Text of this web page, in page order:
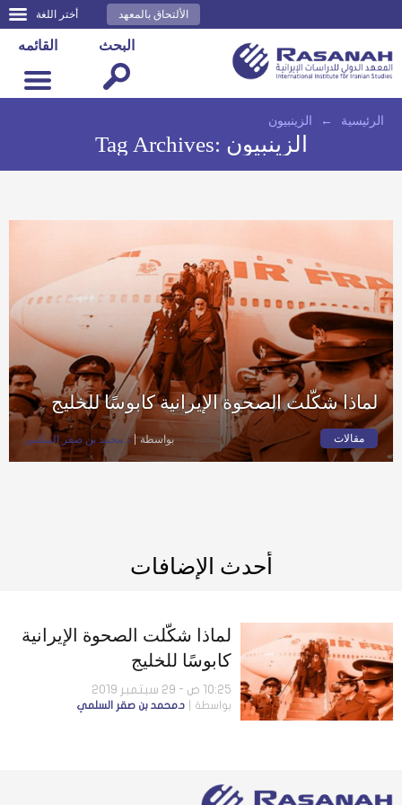
أختر اللغة الألتحاق بالمعهد
القائمه البحث
الرئيسية ← الزينبيون
Tag Archives: الزينبيون
لماذا شكّلت الصحوة الإيرانية كابوسًا للخليج
مقالات بواسطة د.محمد بن صقر السلمي
أحدث الإضافات
لماذا شكّلت الصحوة الإيرانية
كابوسًا للخليج
10:25 ص - 29 سبتمبر 2019
بواسطة د.محمد بن صقر السلمي